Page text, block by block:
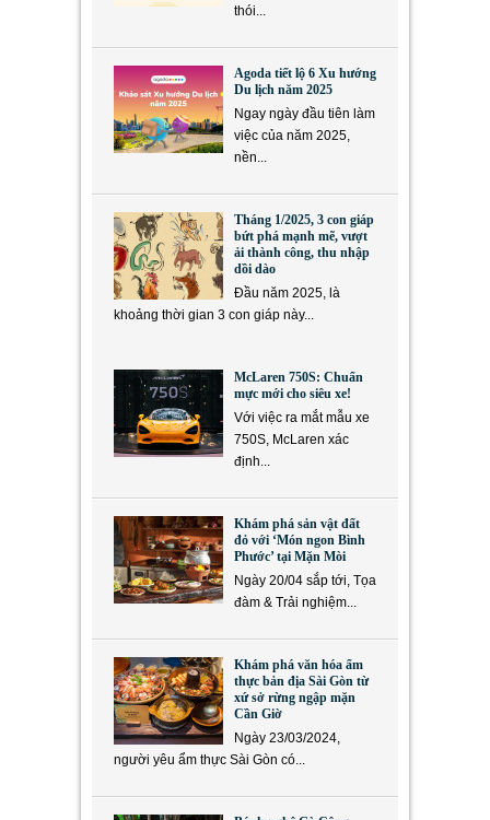
thói...
Agoda tiết lộ 6 Xu hướng
Du lịch năm 2025
Ngay ngày đầu tiên làm
việc của năm 2025,
nền...
Tháng 1/2025, 3 con giáp
bứt phá mạnh mẽ, vượt
ải thành công, thu nhập
dồi dào
Đầu năm 2025, là
khoảng thời gian 3 con giáp này...
McLaren 750S: Chuẩn
mực mới cho siêu xe!
Với việc ra mắt mẫu xe
750S, McLaren xác
định...
Khám phá sản vật đất
đỏ với ‘Món ngon Bình
Phước’ tại Mặn Mòi
Ngày 20/04 sắp tới, Tọa
đàm & Trải nghiệm...
Khám phá văn hóa ẩm
thực bản địa Sài Gòn từ
xứ sở rừng ngập mặn
Cần Giờ
Ngày 23/03/2024,
người yêu ẩm thực Sài Gòn có...